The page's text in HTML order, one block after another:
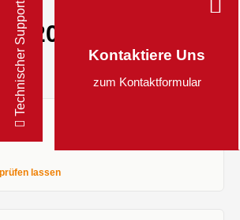
Technischer Support Kontaktiere Uns
zum Kontaktformular
lassen